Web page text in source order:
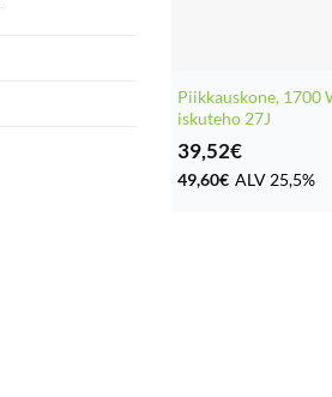
Piikkauskone, 1700
iskuteho 27J
39,52€
49,60€ ALV 25,5%